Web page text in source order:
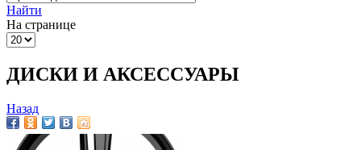
Найти
На странице
ДИСКИ И АКСЕССУАРЫ
Назад